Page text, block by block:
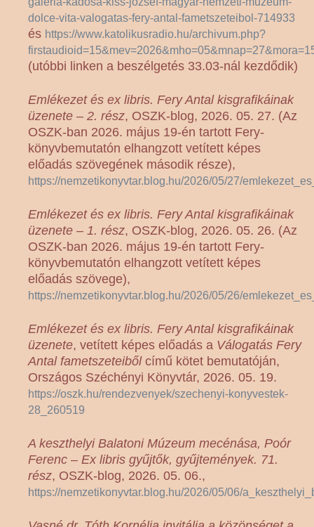
dolce-vita-valogatas-fery-antal-fametszeteibol-714933
és https://www.katolikusradio.hu/archivum.php?
(utóbbi linken a beszélgetés 33.03-nál kezdődik)
Emlékezet és ex libris. Fery Antal kisgrafikáinak
üzenete – 2. rész, OSZK-blog, 2026. 05. 27. (Az
OSZK-ban 2026. május 19-én tartott Fery-
könyvbemutatón elhangzott vetített képes
előadás szövegének második része),
https://nemzetikonyvtar.blog.hu/2026/05/27/
Emlékezet és ex libris. Fery Antal kisgrafikáinak
üzenete – 1. rész, OSZK-blog, 2026. 05. 26. (Az
OSZK-ban 2026. május 19-én tartott Fery-
könyvbemutatón elhangzott vetített képes
előadás szövege),
https://nemzetikonyvtar.blog.hu/2026/05/26/
Emlékezet és ex libris. Fery Antal kisgrafikáinak
üzenete, vetített képes előadás a Válogatás Fery
Antal fametszeteibőlcímű kötet bemutatóján,
Országos Széchényi Könyvtár, 2026. 05. 19.
https://oszk.hu/rendezvenyek/szechenyi-konyvestek-
28_260519
A keszthelyi Balatoni Múzeum mecénása, Poór
Ferenc – Ex libris gyűjtők, gyűjtemények. 71.
rész, OSZK-blog, 2026. 05. 06.,
https://nemzetikonyvtar.blog.hu/2026/05/06/